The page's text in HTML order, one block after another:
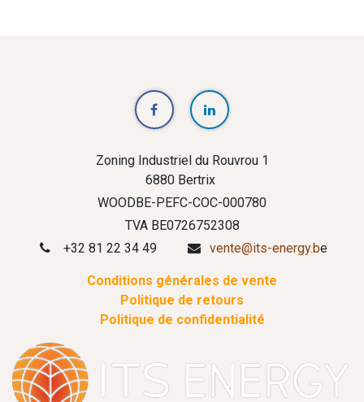
Zoning Industriel du Rouvrou 1
6880 Bertrix
WOODBE-PEFC-COC-000780
TVA BE0726752308
+32 81 22 34 49
vente@its-energy.be
Conditions générales de vente
Politique de retours
Politique de confidentialité